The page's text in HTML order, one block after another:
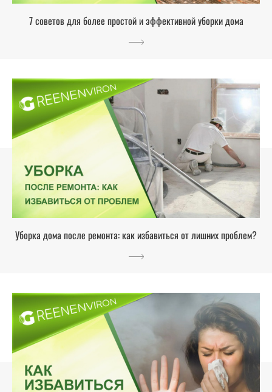
7 советов для более простой и эффективной уборки дома
Уборка дома после ремонта: как избавиться от лишних проблем?